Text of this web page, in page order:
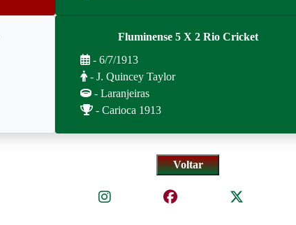
Fluminense 5 X 2 Rio Cricket
- 6/7/1913
- J. Quincey Taylor
- Laranjeiras
- Carioca 1913